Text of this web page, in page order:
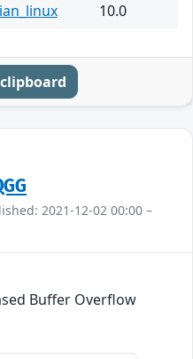
10.0
2021-12-02 00:00 –
Buffer Overflow